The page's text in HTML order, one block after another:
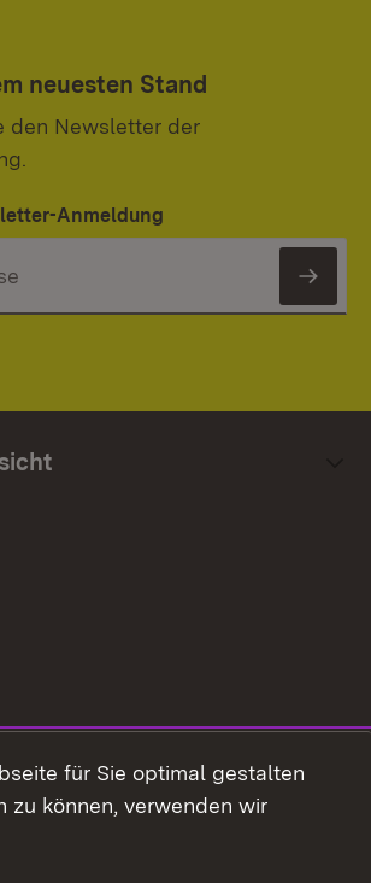
neuesten Stand
den Newsletter der
Anmeldung
für Sie optimal gestalten
zu können, verwenden wir